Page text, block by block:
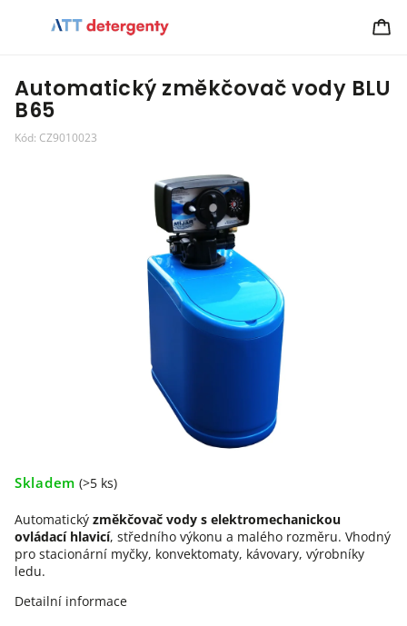
Automatický změkčovač vody BLU
B65
Kód: CZ9010023
Skladem (>5 ks)
Automatický změkčovač vody s elektromechanickou
ovládací hlavicí, středního výkonu a malého rozměru. Vhodný
pro stacionární myčky, konvektomaty, kávovary, výrobníky
ledu.
Detailní informace